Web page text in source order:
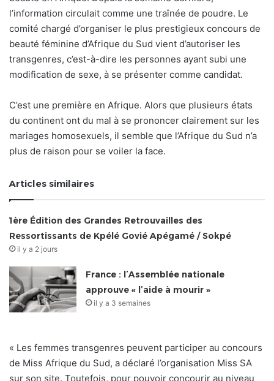
l’information circulait comme une traînée de poudre. Le
comité chargé d’organiser le plus prestigieux concours de
beauté féminine d’Afrique du Sud vient d’autoriser les
transgenres, c’est-à-dire les personnes ayant subi une
modification de sexe, à se présenter comme candidat.
C’est une première en Afrique. Alors que plusieurs états
du continent ont du mal à se prononcer clairement sur les
mariages homosexuels, il semble que l’Afrique du Sud n’a
plus de raison pour se voiler la face.
Articles similaires
1ère Édition des Grandes Retrouvailles des
Ressortissants de Kpélé Govié Apégamé / Sokpé
il y a 2 jours
France : l’Assemblée nationale
approuve « l’aide à mourir »
il y a 3 semaines
« Les femmes transgenres peuvent participer au concours
de Miss Afrique du Sud, a déclaré l’organisation Miss SA
sur son site. Toutefois, pour pouvoir concourir au niveau